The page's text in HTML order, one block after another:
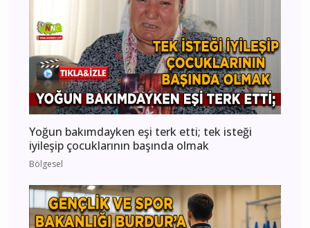
Yoğun bakımdayken eşi terk etti; tek isteği
iyileşip çocuklarının başında olmak
Bölgesel